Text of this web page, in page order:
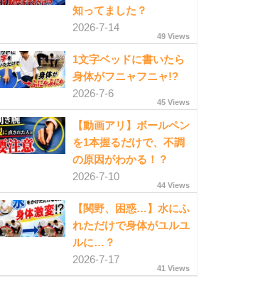
知ってました？
2026-7-14
49 Views
1文字ベッドに書いたら
身体がフニャフニャ!?
2026-7-6
45 Views
【動画アリ】ボールペン
を1本握るだけで、不調
の原因がわかる！？
2026-7-10
44 Views
【関野、困惑…】水にふ
れただけで身体がユルユ
ルに…？
2026-7-17
41 Views